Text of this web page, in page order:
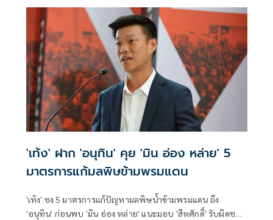
'เท้ง' ฝาก 'อนุทิน' คุย 'มิน อ่อง หล่าย' 5
มาตรการแก้มลพิษข้ามพรมแดน
'เท้ง' ชง 5 มาตรการแก้ปัญหามลพิษน้ำข้ามพรมแดน ถึง
'อนุทิน' ก่อนพบ 'มิน อ่อง หล่าย' แนะมอบ 'สีหศักดิ์' รับผิดชอบ